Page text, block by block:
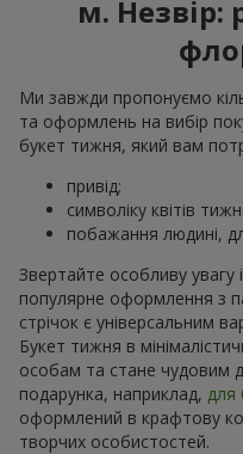
м. Незвір:
Ми завжди пропонуємо
та оформлень на вибір
букет тижня, який вам
привід;
символіку квітів
побажання людині,
Звертайте особливу увагу
популярне оформлення з
стрічок є універсальним
Букет тижня в
особам та стане чудовим
подарунка, наприклад, для
оформлений в крафтову
творчих особистостей.